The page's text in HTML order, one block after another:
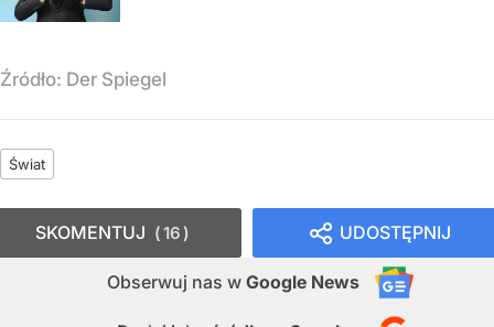
Źródło: Der Spiegel
Świat
UDOSTĘPNIJ
Obserwuj nas w Google News
SKOMENTUJ 16